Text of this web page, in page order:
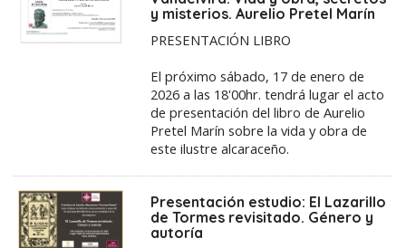
y misterios. Aurelio Pretel Marín
PRESENTACIÓN LIBRO
El próximo sábado, 17 de enero de
2026 a las 18'00hr. tendrá lugar el acto
de presentación del libro de Aurelio
Pretel Marín sobre la vida y obra de
este ilustre alcaraceño.
Presentación estudio: El Lazarillo
de Tormes revisitado. Género y
autoría